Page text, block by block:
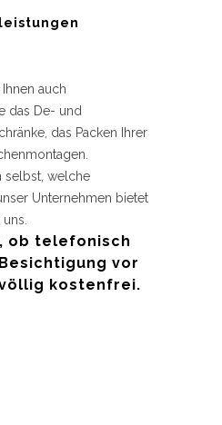
auch
das De- und
das Packen Ihrer
selbst, welche
Unternehmen bietet
ob telefonisch
vor
kostenfrei.